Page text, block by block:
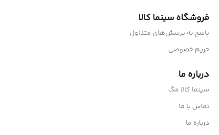
فروشگاه سینما کالا
پاسخ به پرسش‌های متداول
حریم خصوصی
درباره ما
سینما کالا مگ
تماس با ما
درباره ما